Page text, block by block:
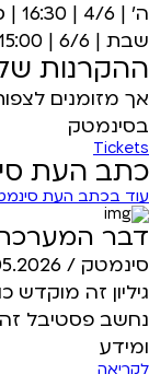
ה' | 4/6 | 16:30 | סינ' 3
שבת | 6/6 | 15:00 | סינ' 3
ההקרנות
אך מזומנים
בסינמטק
Tickets
כתב העת
עוד בכתב העת
דבר המערכת –
סינמטק /
נחשב פסטיבל זה
ומידע
לקריאה